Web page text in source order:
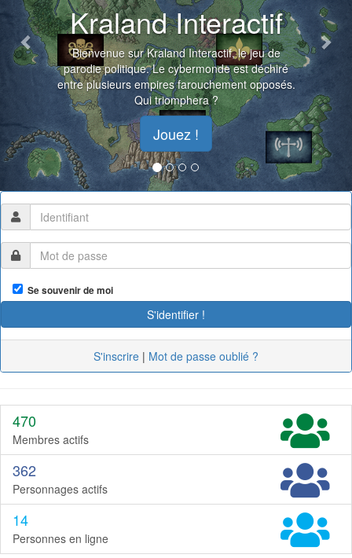
Kraland Interactif
Bienvenue sur Kraland Interactif, le jeu de
parodie politique. Le cybermonde est déchiré
entre plusieurs empires farouchement opposés.
Qui triomphera ?
Jouez !
Se souvenir de moi
S'inscrire | Mot de passe oublié ?
470
Membres actifs
362
Personnages actifs
14
Personnes en ligne